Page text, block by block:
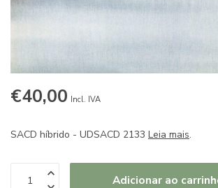
€40,00 Incl. IVA
SACD híbrido - UDSACD 2133 Leia mais.
Adicionar ao